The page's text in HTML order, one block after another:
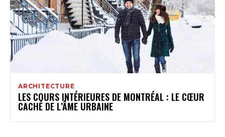
ARCHITECTURE
LES COURS INTÉRIEURES DE MONTRÉAL : LE CŒUR
CACHÉ DE L’ÂME URBAINE